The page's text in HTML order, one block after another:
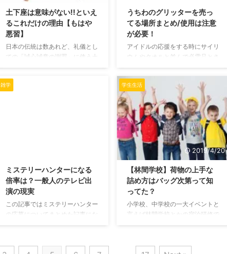
いきます。 これを読むと、文字
通り、ご自分の襟元を正してしま
いたくなりますよ。 着物と縁起
としての「左前」の意味 「左前
(ひだりまえ)」には使う状況によ
って二つの意味があります。 ...
どの家電製品はそうなることも多
いでしょう。 しかし、その状態
でコンセントを放置しておくと、
ホコリやゴミは勝手に溜まってい
きます。 ホコリやゴミには湿気
土下座は意味がない!!といえ
るこれだけの理由【もはや
悪習】
日本の伝統は数あれど、礼儀とし
ての「誠心誠意の謝罪」に使う土
るのでしょうか。 もはや平成は
終わり。時代は大きく変わりま
ます。 今回はそんな土下座につ
いて真面目に考察する記事です。
日本で使われる土下座の意味 土
下座とは日本の礼式の一つであ
り、地面や床の上に直に座って、
うちわのグリッターを売っ
てる場所まとめ/使用は注意
が必要！
アイドルの応援をする時にサイリ
ウムやタオルと並んで必需品とさ
自作することが多いものです。
でも、初めて作る時は、必要なも
のがよくわからない人がほとんど
だと思います。 今回の記事では
そんな応援用のうちわに必要なも
のについてまとめたものです。
アイドル以外でも応援する時に使
えるのでぜひ見ていってくださ
い。 うちわに必要なものと注意
点 応援用のうちわに必要になる
のは主に以下の物になります。
無地のうちわ えんぴつなどのペ
ン 両面テープもしくはのり ハサ
ミ カッター 色画用紙 デコパ ...
雑学
ミステリーハンターになる
倍率は？一般人のテレビ出
演の現実
この記事ではミステリーハンター
の応募についてまとめた記事にな
は、果たしてどのような形式で横
学生生活
2019/4/20
【林間学校】荷物の上手な
詰め方はバッグ次第って知
ってた？
小学校、中学校の一大イベントと
言えば林間学校とかの宿泊研修で
かなー」なんて軽い感じ。 でも